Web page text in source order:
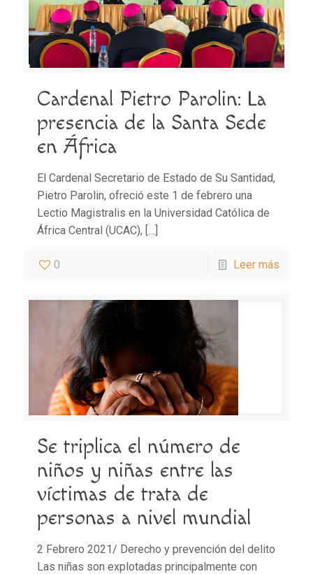
Cardenal Pietro Parolin: La
presencia de la Santa Sede
en África
El Cardenal Secretario de Estado de Su Santidad,
Pietro Parolin, ofreció este 1 de febrero una
Lectio Magistralis en la Universidad Católica de
África Central (UCAC), […]
0 Leer más
Se triplica el número de
niños y niñas entre las
víctimas de trata de
personas a nivel mundial
2 Febrero 2021/ Derecho y prevención del delito
Las niñas son explotadas principalmente con